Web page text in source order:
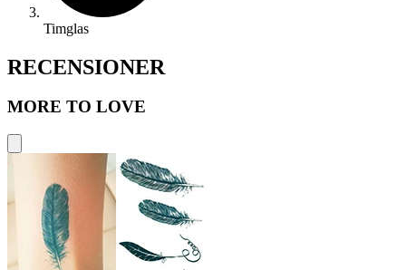
Timglas
RECENSIONER
MORE TO LOVE